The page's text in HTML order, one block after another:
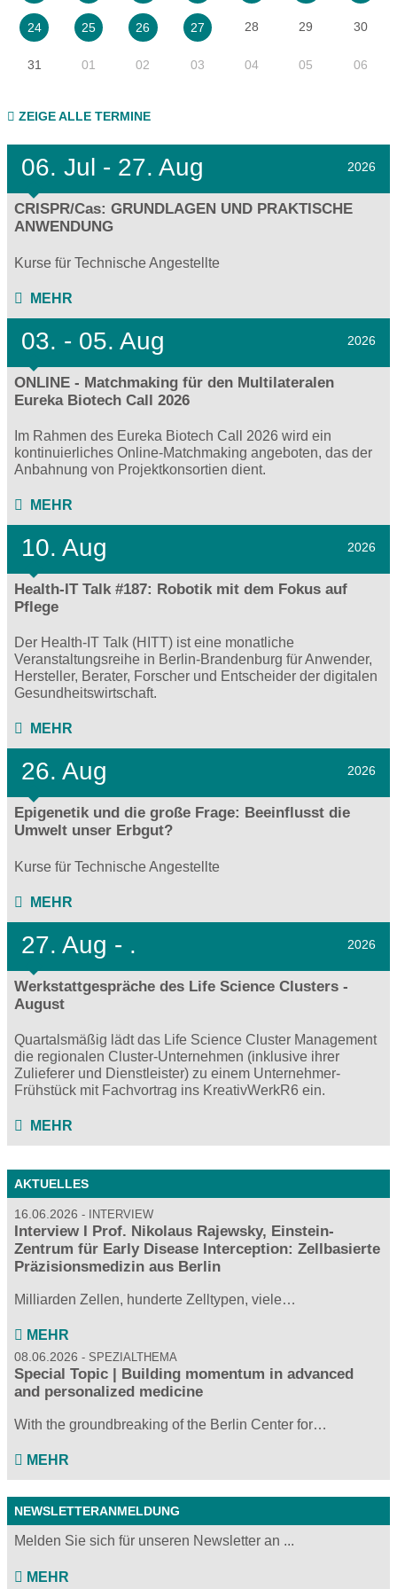
24 25 26 27 28 29 30
31 01 02 03 04 05 06
ZEIGE ALLE TERMINE
06. Jul - 27. Aug 2026
CRISPR/Cas: GRUNDLAGEN UND PRAKTISCHE
ANWENDUNG
Kurse für Technische Angestellte
MEHR
03. - 05. Aug 2026
ONLINE - Matchmaking für den Multilateralen
Eureka Biotech Call 2026
Im Rahmen des Eureka Biotech Call 2026 wird ein
kontinuierliches Online‑Matchmaking angeboten, das der
Anbahnung von Projektkonsortien dient.
MEHR
10. Aug 2026
Health-IT Talk #187: Robotik mit dem Fokus auf
Pflege
Der Health-IT Talk (HITT) ist eine monatliche
Veranstaltungsreihe in Berlin-Brandenburg für Anwender,
Hersteller, Berater, Forscher und Entscheider der digitalen
Gesundheitswirtschaft.
MEHR
26. Aug 2026
Epigenetik und die große Frage: Beeinflusst die
Umwelt unser Erbgut?
Kurse für Technische Angestellte
MEHR
27. Aug - . 2026
Werkstattgespräche des Life Science Clusters -
August
Quartalsmäßig lädt das Life Science Cluster Management
die regionalen Cluster-Unternehmen (inklusive ihrer
Zulieferer und Dienstleister) zu einem Unternehmer-
Frühstück mit Fachvortrag ins KreativWerkR6 ein.
MEHR
AKTUELLES
16.06.2026 INTERVIEW
Interview I Prof. Nikolaus Rajewsky, Einstein-
Zentrum für Early Disease Interception: Zellbasierte
Präzisionsmedizin aus Berlin
Milliarden Zellen, hunderte Zelltypen, viele…
MEHR
08.06.2026 SPEZIALTHEMA
Special Topic | Building momentum in advanced
and personalized medicine
With the groundbreaking of the Berlin Center for…
MEHR
NEWSLETTERANMELDUNG
Melden Sie sich für unseren Newsletter an ...
MEHR